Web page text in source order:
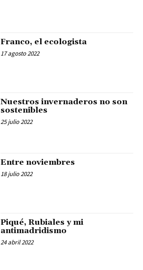
Franco, el ecologista
17 agosto 2022
Nuestros invernaderos no son
sostenibles
25 julio 2022
Entre noviembres
18 julio 2022
Piqué, Rubiales y mi
antimadridismo
24 abril 2022